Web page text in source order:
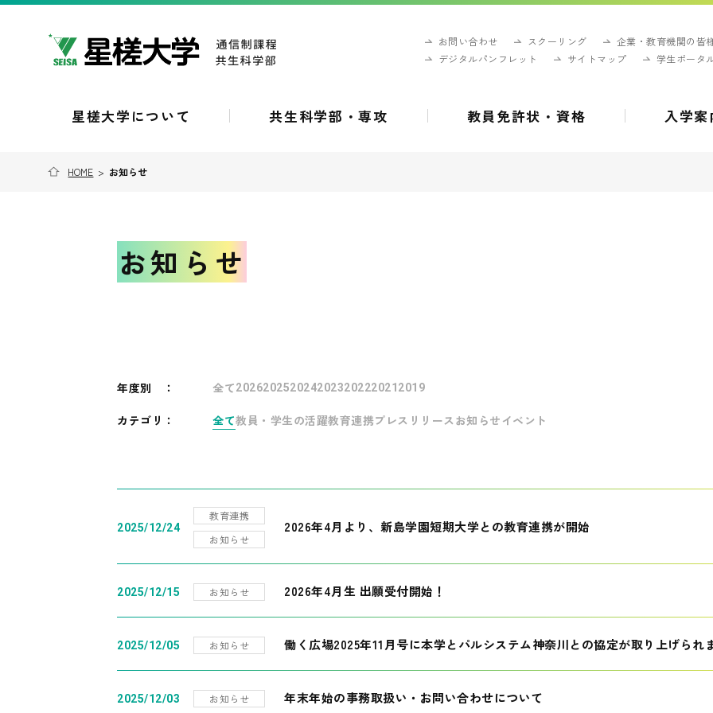
お問い合わせ スクーリング
企業・教育機関の皆
デジタルパンフレット
サイトマップ 学生ポータ
星槎大学について 共生科学部・専攻 教員免許状・資格 入学案
HOME > お知らせ
お知らせ
年度別 ： 全て202620252024202320222021 2019
カテゴリ： 全て教員・学生の活躍教育連携プレスリリース お知らせ イベント
2025/12/24
教育連携
お知らせ
2026年4月より、新島学園短期大学との教育連携が開始
2025/12/15 お知らせ 2026年4月生 出願受付開始！
2025/12/05 お知らせ 働く広場2025年11月号に本学とパルシステム神奈川との協定が取り上げられ
2025/12/03 お知らせ 年末年始の事務取扱い・お問い合わせについて